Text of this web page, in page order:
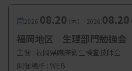
・神経伝導検査の基礎（初級
濱野利明氏
・レクチャーと症例（初級）
関口兼司氏
2026. 08.20（木） -2026. 08.20
福岡地区 生理部門勉強会
主催 : 福岡県臨床衛生検査技師会
開催場所 : WEB